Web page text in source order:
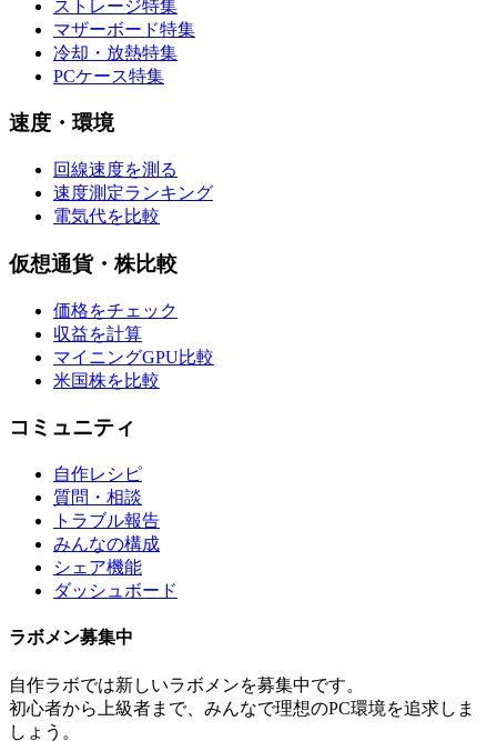
ストレージ特集
マザーボード特集
冷却・放熱特集
PCケース特集
速度・環境
回線速度を測る
速度測定ランキング
電気代を比較
仮想通貨・株比較
価格をチェック
収益を計算
マイニングGPU比較
米国株を比較
コミュニティ
自作レシピ
質問・相談
トラブル報告
みんなの構成
シェア機能
ダッシュボード
ラボメン募集中
自作ラボでは新しいラボメンを募集中です。
初心者から上級者まで、みんなで理想のPC環境を追求しま
しょう。